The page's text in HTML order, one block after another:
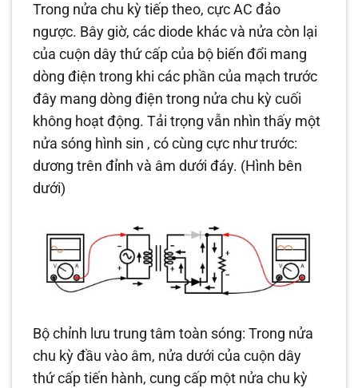
Trong nửa chu kỳ tiếp theo, cực AC đảo
ngược. Bây giờ, các diode khác và nửa còn lại
của cuộn dây thứ cấp của bộ biến đổi mang
dòng điện trong khi các phần của mạch trước
đây mang dòng điện trong nửa chu kỳ cuối
không hoạt động. Tải trọng vẫn nhìn thấy một
nửa sóng hình sin , có cùng cực như trước:
dương trên đỉnh và âm dưới đáy. (Hình bên
dưới)
Bộ chỉnh lưu trung tâm toàn sóng: Trong nửa
chu kỳ đầu vào âm, nửa dưới của cuộn dây
thứ cấp tiến hành, cung cấp một nửa chu kỳ